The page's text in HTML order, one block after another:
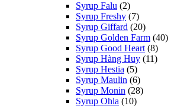
Syrup Falu (2)
Syrup Freshy (7)
Syrup Giffard (20)
Syrup Golden Farm (40)
Syrup Good Heart (8)
Syrup Hàng Huy (11)
Syrup Hestia (5)
Syrup Maulin (6)
Syrup Monin (28)
Syrup Ohla (10)